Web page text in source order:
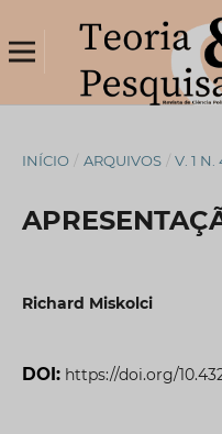
INÍCIO / ARQUIVOS / V. 1 N.
Richard Miskolci
DOI: https://doi.org/